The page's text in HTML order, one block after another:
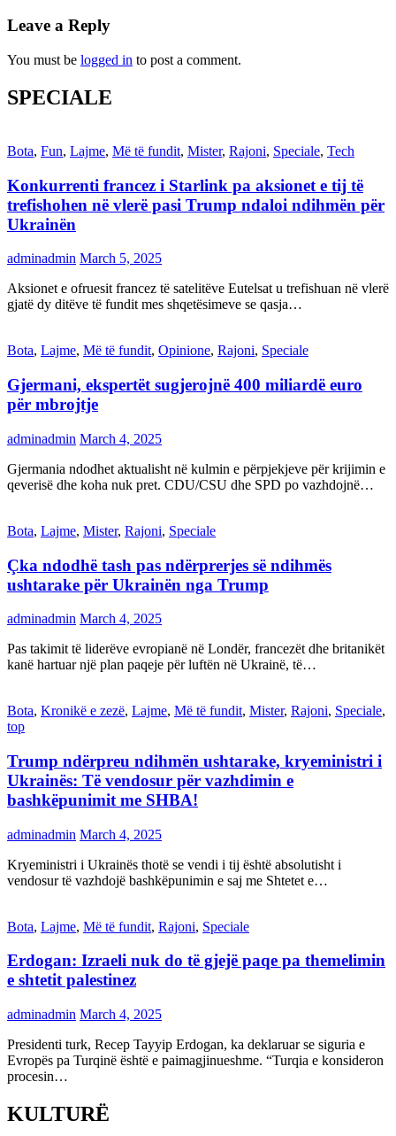
Leave a Reply
You must be logged in to post a comment.
SPECIALE
Bota, Fun, Lajme, Më të fundit, Mister, Rajoni, Speciale, Tech
Konkurrenti francez i Starlink pa aksionet e tij të
trefishohen në vlerë pasi Trump ndaloi ndihmën për
Ukrainën
adminadmin March 5, 2025
Aksionet e ofruesit francez të satelitëve Eutelsat u trefishuan në vlerë
gjatë dy ditëve të fundit mes shqetësimeve se qasja…
Bota, Lajme, Më të fundit, Opinione, Rajoni, Speciale
Gjermani, ekspertët sugjerojnë 400 miliardë euro
për mbrojtje
adminadmin March 4, 2025
Gjermania ndodhet aktualisht në kulmin e përpjekjeve për krijimin e
qeverisë dhe koha nuk pret. CDU/CSU dhe SPD po vazhdojnë…
Bota, Lajme, Mister, Rajoni, Speciale
Çka ndodhë tash pas ndërprerjes së ndihmës
ushtarake për Ukrainën nga Trump
adminadmin March 4, 2025
Pas takimit të liderëve evropianë në Londër, francezët dhe britanikët
kanë hartuar një plan paqeje për luftën në Ukrainë, të…
Bota, Kronikë e zezë, Lajme, Më të fundit, Mister, Rajoni, Speciale,
top
Trump ndërpreu ndihmën ushtarake, kryeministri i
Ukrainës: Të vendosur për vazhdimin e
bashkëpunimit me SHBA!
adminadmin March 4, 2025
Kryeministri i Ukrainës thotë se vendi i tij është absolutisht i
vendosur të vazhdojë bashkëpunimin e saj me Shtetet e…
Bota, Lajme, Më të fundit, Rajoni, Speciale
Erdogan: Izraeli nuk do të gjejë paqe pa themelimin
e shtetit palestinez
adminadmin March 4, 2025
Presidenti turk, Recep Tayyip Erdogan, ka deklaruar se siguria e
Evropës pa Turqinë është e paimagjinueshme. “Turqia e konsideron
procesin…
KULTURË